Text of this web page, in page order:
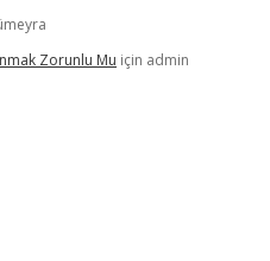
Zorunlu Mu için admin